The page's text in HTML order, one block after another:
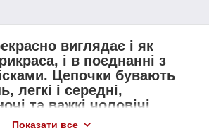
виглядає і як
і в поєднанні з
Цепочки бувають
, легкі і середні,
та важкі чоловічі
ланцюга-кольє і
Показати все